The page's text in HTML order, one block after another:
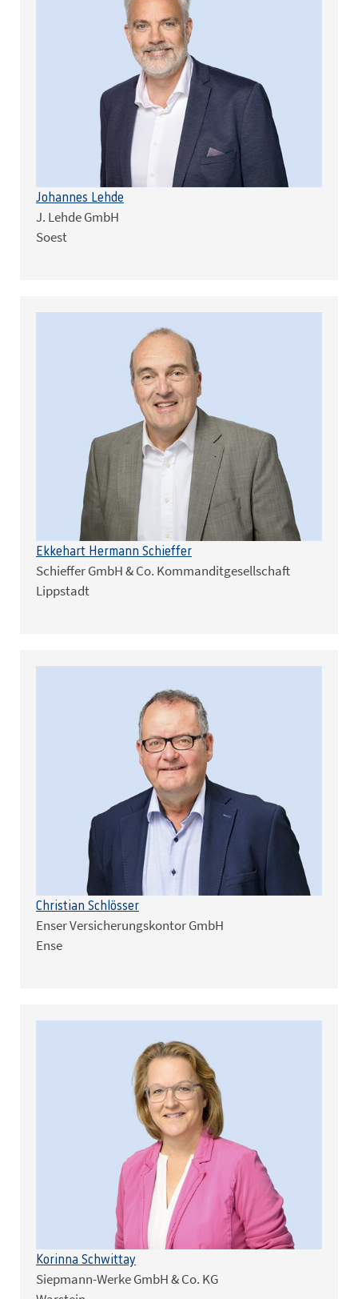
Johannes Lehde
J. Lehde GmbH
Soest
Ekkehart Hermann Schieffer
Schieffer GmbH & Co. Kommanditgesellschaft
Lippstadt
Christian Schlösser
Enser Versicherungskontor GmbH
Ense
Korinna Schwittay
Siepmann-Werke GmbH & Co. KG